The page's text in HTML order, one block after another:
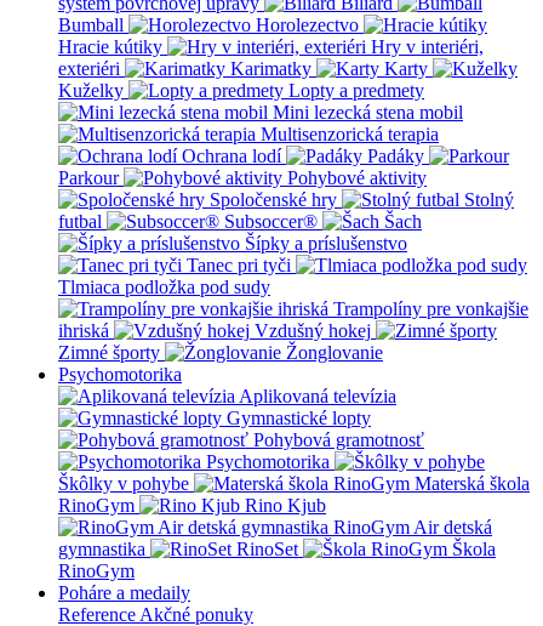
Bumball
Horolezectvo
Hracie kútiky
Hry v interiéri,
exteriéri
Karimatky
Karty
Kuželky
Lopty a predmety
Mini lezecká stena mobil
Multisenzorická terapia
Ochrana lodí
Padáky
Parkour
Pohybové aktivity
Spoločenské hry
Stolný
futbal
Subsoccer®
Šach
Šípky a príslušenstvo
Tanec pri tyči
Tlmiaca podložka pod sudy
Trampolíny pre vonkajšie
ihriská
Vzdušný hokej
Zimné športy
Žonglovanie
Psychomotorika
Aplikovaná televízia
Gymnastické lopty
Pohybová gramotnosť
Psychomotorika
Škôlky v pohybe
Materská škola
RinoGym
Rino Kjub
RinoGym Air detská
gymnastika
RinoSet
Škola
RinoGym
Poháre a medaily
Reference Akčné ponuky